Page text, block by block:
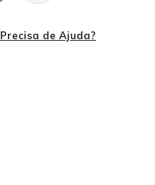
Precisa de Ajuda?